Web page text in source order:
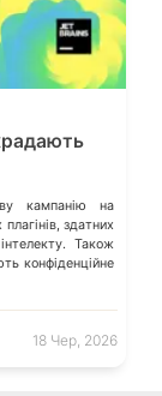
кампанію на
здатних
Також
конфіденційне
18 Чер, 2026